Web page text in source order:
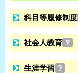
科目等履修制度
社会人教育 ？
生涯学習 ？